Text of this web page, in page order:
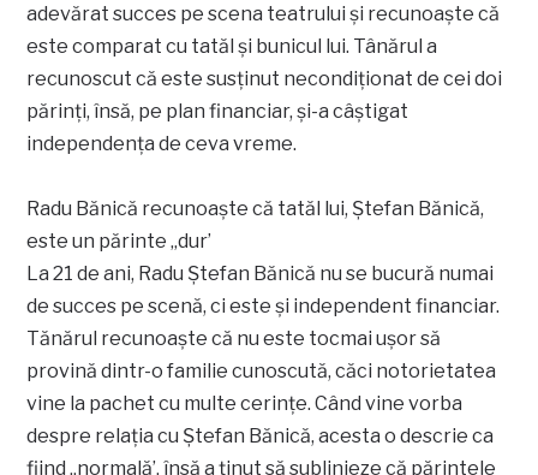
adevărat succes pe scena teatrului și recunoaște că
este comparat cu tatăl și bunicul lui. Tânărul a
recunoscut că este susținut necondiționat de cei doi
părinți, însă, pe plan financiar, și-a câștigat
independența de ceva vreme.
Radu Bănică recunoaște că tatăl lui, Ștefan Bănică,
este un părinte „dur’
La 21 de ani, Radu Ștefan Bănică nu se bucură numai
de succes pe scenă, ci este și independent financiar.
Tănărul recunoaște că nu este tocmai ușor să
provină dintr-o familie cunoscută, căci notorietatea
vine la pachet cu multe cerințe. Când vine vorba
despre relația cu Ștefan Bănică, acesta o descrie ca
fiind „normală’, însă a ținut să sublinieze că părintele